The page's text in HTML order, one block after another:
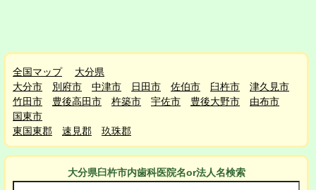
全国マップ
大分県
大分市
別府市 中津市 日田市 佐伯市 臼杵市
津久見市
竹田市
豊後高田市 杵築市 宇佐市 豊後大野市
由布市
国東市
東国東郡
速見郡 玖珠郡
大分県臼杵市内歯科医院名or法人名検索